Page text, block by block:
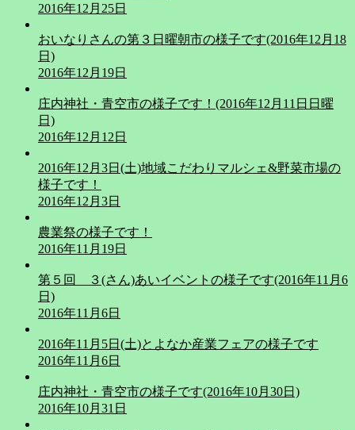
2016年12月25日
おいなりさんの第３日曜朝市の様子です(2016年12月18
日)
2016年12月19日
庄内神社・青空市の様子です！(2016年12月11日日曜
日)
2016年12月12日
2016年12月3日(土)地域こだわりマルシェ&野菜市場の
様子です！
2016年12月3日
農業祭の様子です！
2016年11月19日
第５回 ３(さん)あいイベントの様子です(2016年11月6
日)
2016年11月6日
2016年11月5日(土)とよなか産業フェアの様子です
2016年11月6日
庄内神社・青空市の様子です(2016年10月30日)
2016年10月31日